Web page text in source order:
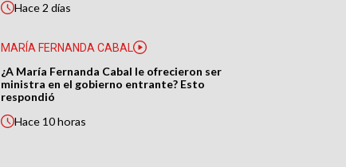
Hace2 días
MARÍA FERNANDA CABAL
¿A María Fernanda Cabal le ofrecieron ser
ministra en el gobierno entrante? Esto
respondió
Hace 10 horas